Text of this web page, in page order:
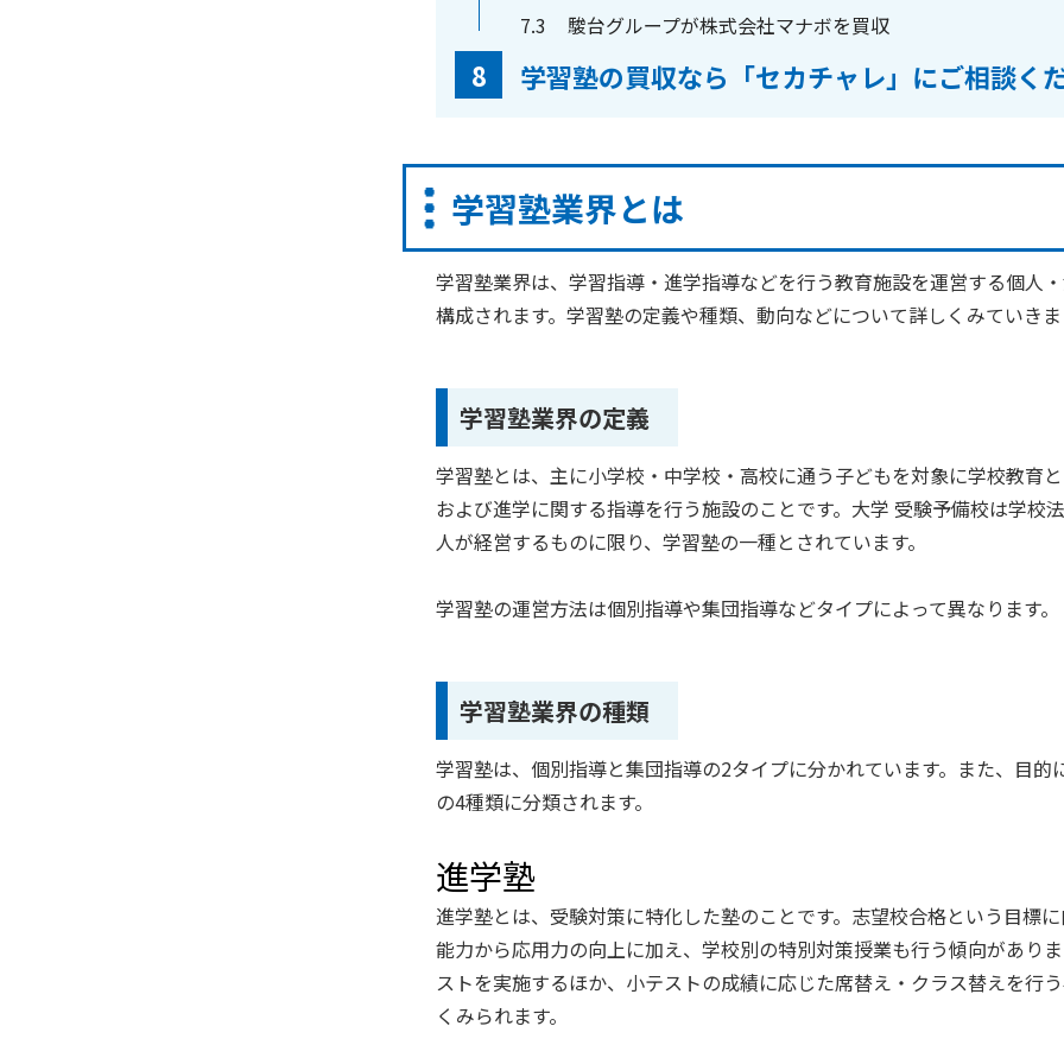
7.3
駿台グループが株式会社マナボを買収
8 学習塾の買収なら「セカチャレ」にご相談く
学習塾業界とは
学習塾業界は、学習指導・進学指導などを行う教育施設を運営する個人
構成されます。学習塾の定義や種類、動向などについて詳しくみていき
学習塾業界の定義
学習塾とは、主に小学校・中学校・高校に通う子どもを対象に学校教育
および進学に関する指導を行う施設のことです。大学 受験予備校は学校
人が経営するものに限り、学習塾の一種とされています。
学習塾の運営方法は個別指導や集団指導などタイプによって異なります。
学習塾業界の種類
学習塾は、個別指導と集団指導の2タイプに分かれています。また、目的
の4種類に分類されます。
進学塾
進学塾とは、受験対策に特化した塾のことです。志望校合格という目標
能力から応用力の向上に加え、学校別の特別対策授業も行う傾向があり
ストを実施するほか、小テストの成績に応じた席替え・クラス替えを行
くみられます。